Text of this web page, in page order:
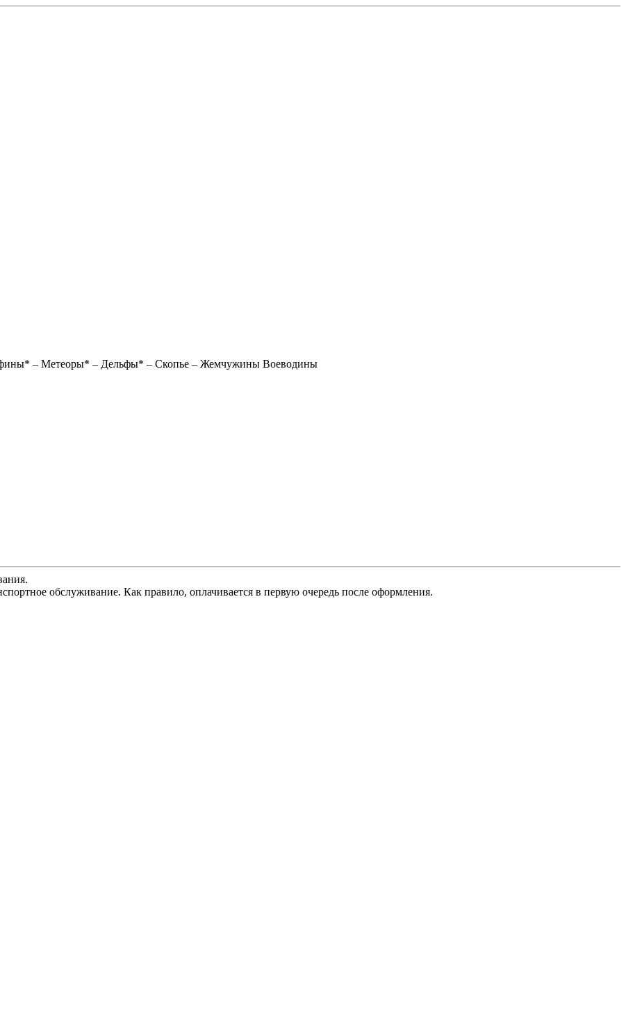
– Метеоры* – Дельфы* – Скопье – Жемчужины Воеводины
обслуживание. Как правило, оплачивается в первую очередь после оформления.